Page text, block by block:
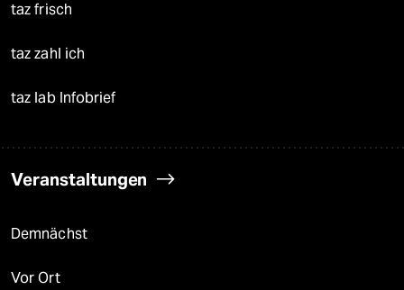
taz frisch
taz zahl ich
taz lab Infobrief
Veranstaltungen
Demnächst
Vor Ort